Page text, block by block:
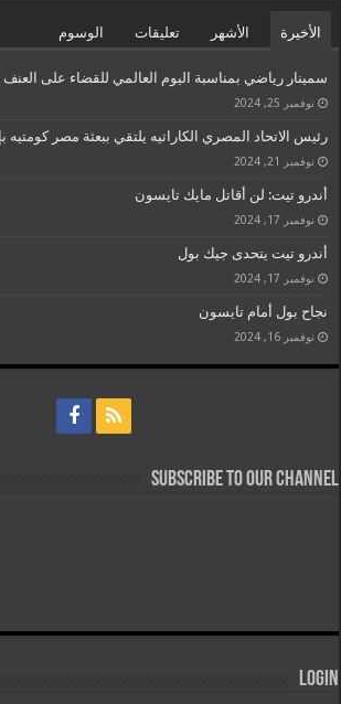
الأخيرة الأشهر تعليقات الوسوم
سمينار رياضي بمناسبة اليوم العالمي للقضاء على
نوفمبر 25, 2024
رئيس الاتحاد المصري الكاراتيه يلتقي ببعثة مصر كومتيه
نوفمبر 21, 2024
أندرو تيت: لن أقاتل مايك تايسون
نوفمبر 17, 2024
أندرو تيت يتحدى جيك بول
نوفمبر 17, 2024
نجاح بول أمام تايسون
نوفمبر 16, 2024
Subscribe to our Channel
Login